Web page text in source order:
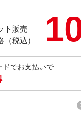
ト販売
（税込）
ドでお支払いで